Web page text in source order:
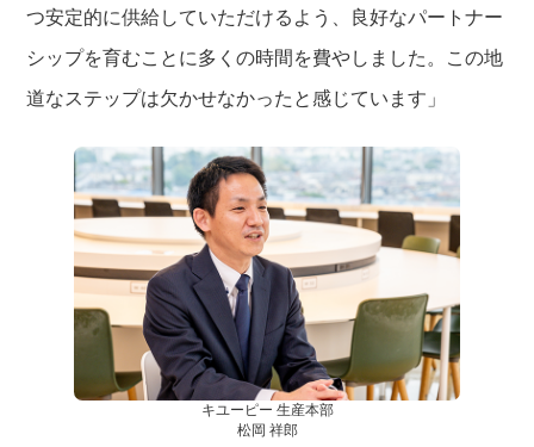
つ安定的に供給していただけるよう、良好なパートナー
シップを育むことに多くの時間を費やしました。この地
道なステップは欠かせなかったと感じています」
キユーピー 生産本部
松岡 祥郎